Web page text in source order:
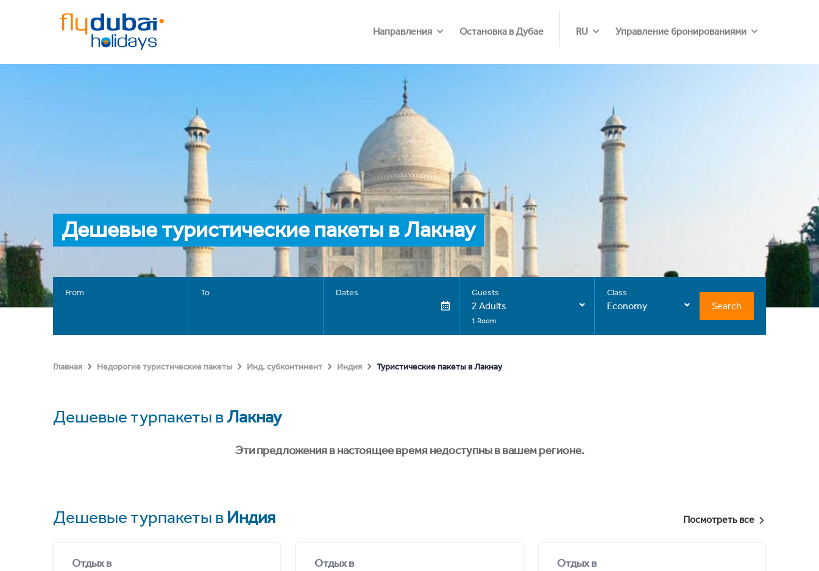
Направления Остановка в Дубае RU Управление бронированиями
Дешевые туристические пакеты в Лакнау
From To Dates Guests
2 Adults
1 Room
Class
Economy Search
Главная Недорогие туристические пакеты Инд. субконтинент Индия Туристические пакеты в Лакнау
Дешевые турпакеты вЛакнау
Эти предложения в настоящее время недоступны в вашем регионе.
Дешевые турпакеты в Индия Посмотреть все
Отдых в Отдых в Отдых в